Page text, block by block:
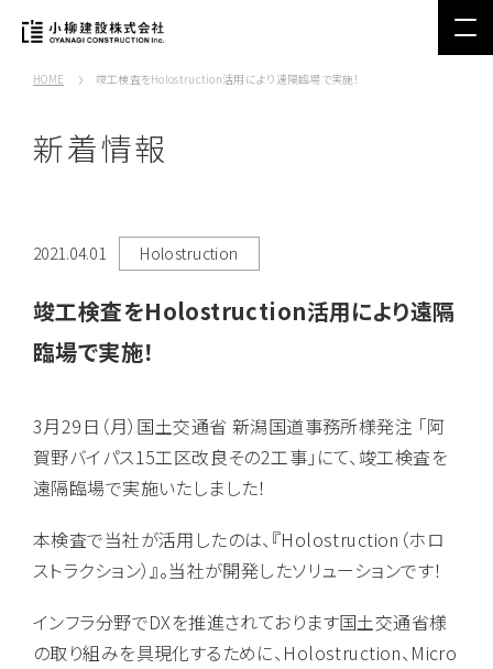
HOME 竣工検査をHolostruction活用により遠隔臨場で実施！
新着情報
2021.04.01 Holostruction
竣工検査をHolostruction活用により遠隔
臨場で実施！
3月29日（月）国土交通省 新潟国道事務所様発注 「阿
賀野バイパス15工区改良その2工事」にて、竣工検査を
遠隔臨場で実施いたしました！
本検査で当社が活用したのは、『Holostruction（ホロ
ストラクション）』。当社が開発したソリューションです！
インフラ分野でDXを推進されております国土交通省様
の取り組みを具現化するために、Holostruction、Micro